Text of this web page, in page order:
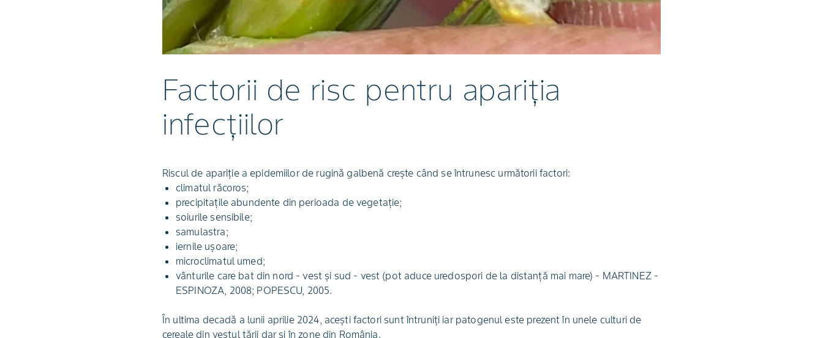
Factorii de risc pentru apariția
infecțiilor
Riscul de apariție a epidemiilor de rugină galbenă crește când se întrunesc următorii factori:
climatul răcoros;
precipitațile abundente din perioada de vegetație;
soiurile sensibile;
samulastra;
iernile ușoare;
microclimatul umed;
vânturile care bat din nord - vest și sud - vest (pot aduce uredospori de la distanță mai mare) - MARTINEZ -
ESPINOZA, 2008; POPESCU, 2005.
În ultima decadă a lunii aprilie 2024, acești factori sunt întruniți iar patogenul este prezent în unele culturi de
cereale din vestul țării dar și în zone din România.